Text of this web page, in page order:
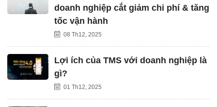
doanh nghiệp cắt giảm chi phí & tăng
tốc vận hành
08 Th12, 2025
Lợi ích của TMS với doanh nghiệp là
gì?
01 Th12, 2025